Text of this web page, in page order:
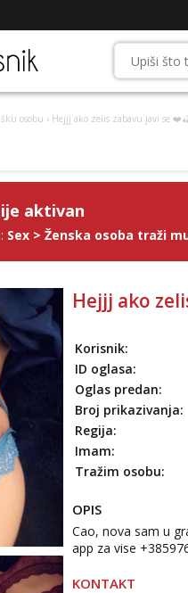
osobu › Hejjj ako zelis zabavu javi se
aktivan
Sex > Ženska osoba traži
Hejjj ako
Korisnik:
ID oglasa:
Oglas predan:
Broj prikazivanja:
Regija:
Imam:
Tražim osobu:
OPIS
Cao, nova sam u
app za vise
KONTAKT